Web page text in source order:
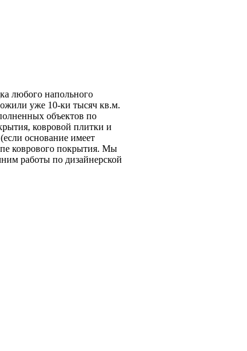
любого напольного
уже 10-ки тысяч кв.м.
объектов по
ковровой плитки и
основание имеет
коврового покрытия. Мы
работы по дизайнерской